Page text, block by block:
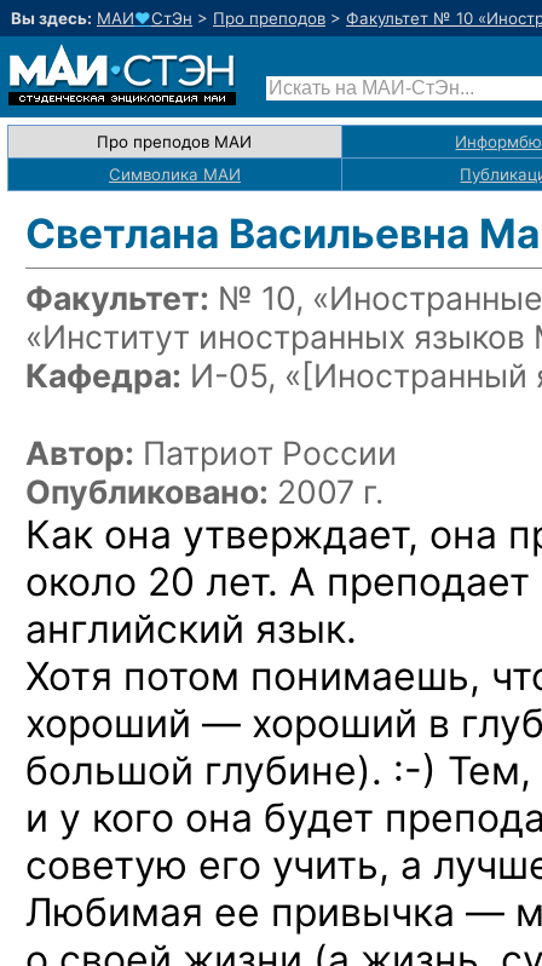
Вы здесь: МАИ♥СтЭн > Про преподов > Факультет № 10
Про преподов МАИ
Символика МАИ
Светлана Васильевна
Факультет: № 10,
«Институт иностранных
Кафедра: И-05, «[Иностранный
Автор: Патриот России
Опубликовано: 2007 г.
Как она утверждает, она
около 20 лет. А
английский язык.
Хотя потом понимаешь,
хороший — хороший в
большой глубине). :-) Тем,
и у кого она будет
советую его учить, а
Любимая ее привычка —